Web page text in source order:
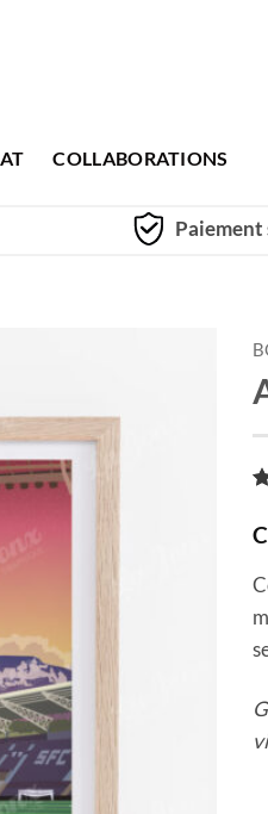
COLLABORATIONS
Paiement
5